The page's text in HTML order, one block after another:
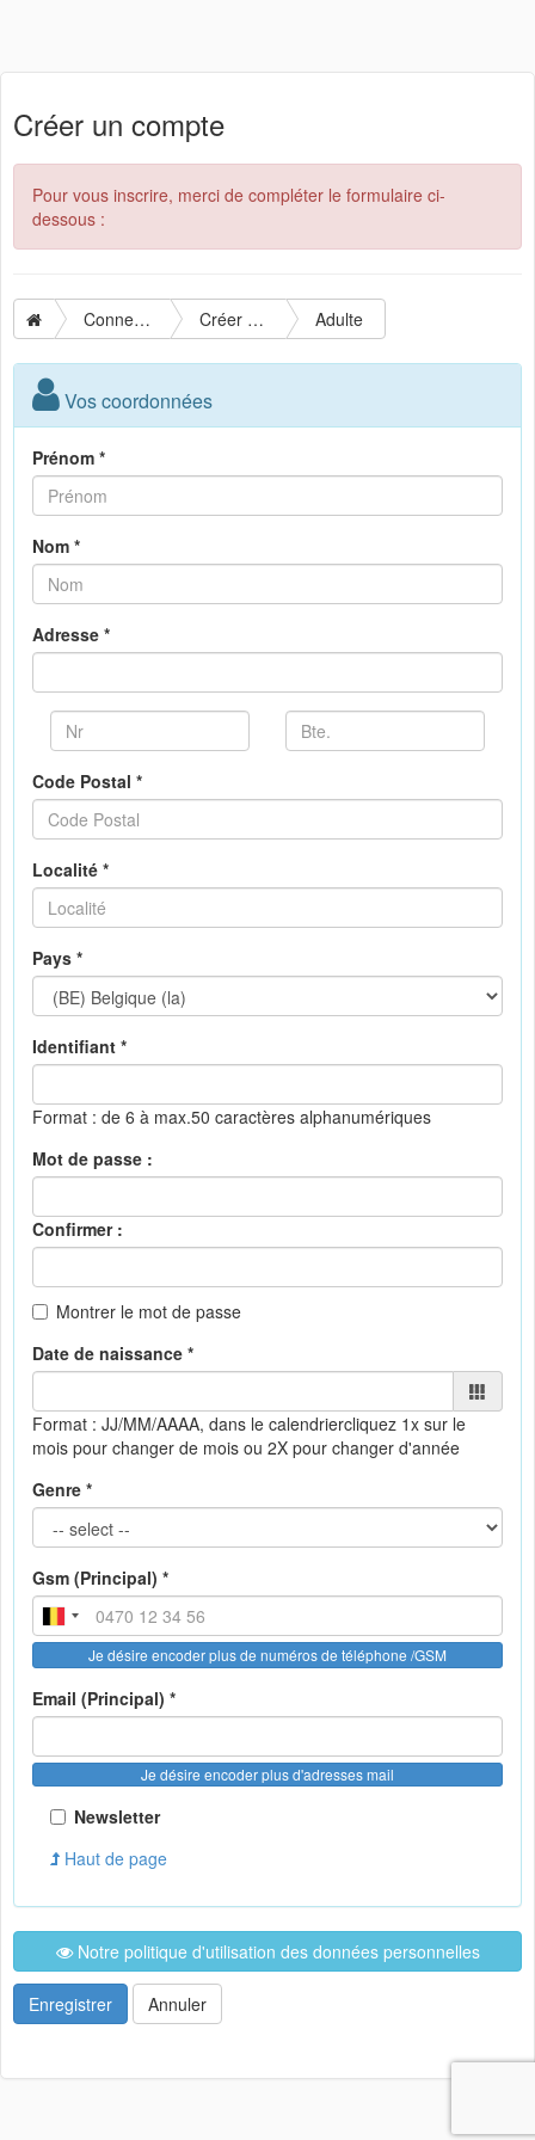
Créer un compte
Pour vous inscrire, merci de compléter le formulaire ci-
dessous :
Connexion Créer un compte Adulte
Vos coordonnées
Prénom *
Nom *
Adresse *
Code Postal *
Localité *
Pays *
Identifiant *
Format : de 6 à max.50 caractères alphanumériques
Mot de passe :
Confirmer :
Montrer le mot de passe
Date de naissance *
Format : JJ/MM/AAAA, dans le calendriercliquez 1x sur le
mois pour changer de mois ou 2X pour changer d'année
Genre *
Gsm (Principal) *
Je désire encoder plus de numéros de téléphone /GSM
Email (Principal) *
Je désire encoder plus d'adresses mail
Newsletter
Haut de page
Notre politique d'utilisation des données personnelles
Enregistrer Annuler